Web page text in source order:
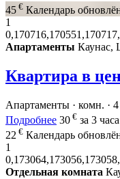
45 € Календарь
1
Апартаменты Каунас,
Квартира в
Апартаменты · комн. · 4
Подробнее 30 € за 3 часа
22 € Календарь
1
Отдельная комната